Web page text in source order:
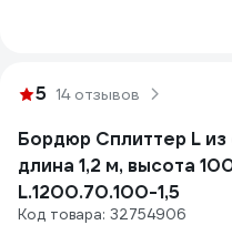
5 14 отзывов
Бордюр Сплиттер L
длина 1,2 м, высота
L.1200.70.100-1,5
Код товара: 32754906